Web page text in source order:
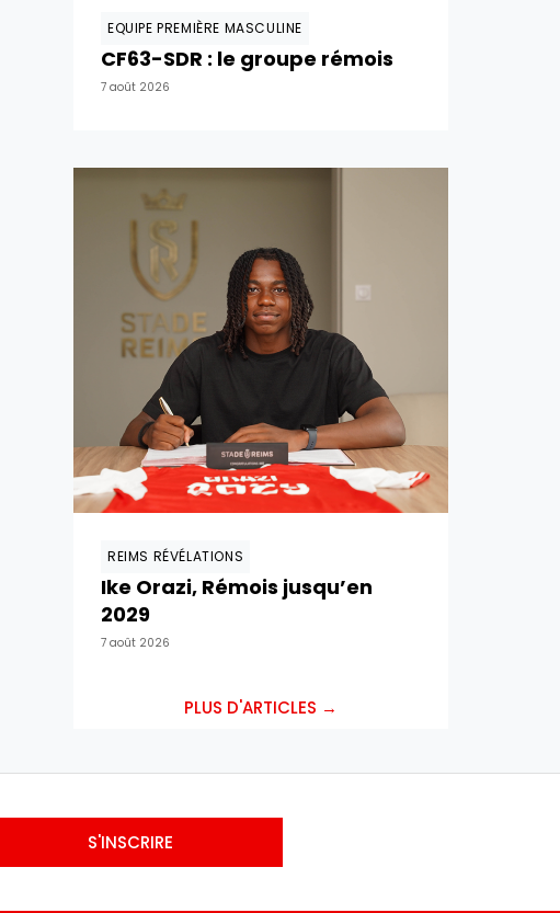
EQUIPE PREMIÈRE MASCULINE
CF63-SDR : le groupe rémois
7 août 2026
REIMS RÉVÉLATIONS
Ike Orazi, Rémois jusqu’en
2029
7 août 2026
PLUS D'ARTICLES →
S'INSCRIRE